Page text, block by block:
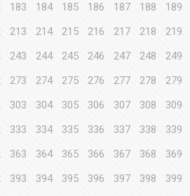
183 184 185 186 187 188 189
213 214 215 216 217 218 219
243 244 245 246 247 248 249
273 274 275 276 277 278 279
303 304 305 306 307 308 309
333 334 335 336 337 338 339
363 364 365 366 367 368 369
393 394 395 396 397 398 399